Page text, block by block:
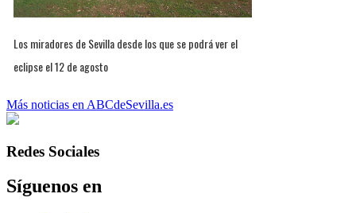
Los miradores de Sevilla desde los que se podrá ver el
eclipse el 12 de agosto
Más noticias en ABCdeSevilla.es
Redes Sociales
Síguenos en